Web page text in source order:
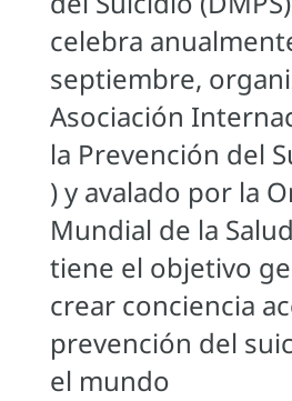
celebra
septiembre,
Asociación
la Prevención del
) y avalado por la
Mundial de la
tiene el objetivo
crear conciencia
prevención del
el mundo